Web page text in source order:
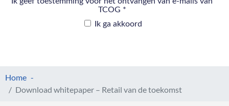
Home
Download whitepaper – Retail van de toekomst